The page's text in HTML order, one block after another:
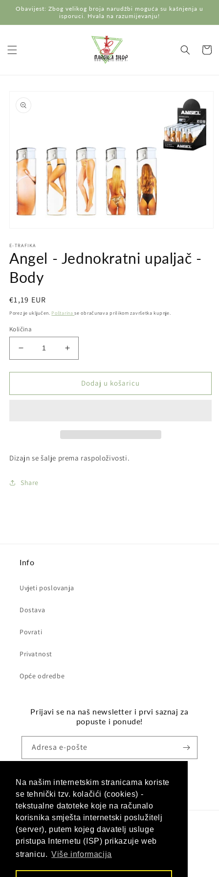
Na našim internetskim stranicama koriste
se tehnički tzv. kolačići (cookies) -
tekstualne datoteke koje na računalo
korisnika smješta internetski poslužitelj
(server), putem kojeg davatelj usluge
pristupa Internetu (ISP) prikazuje web
stranicu. Više informacija
na
Obavijest: Zbog velikog broja narudžbi moguća su kašnjenja u
isporuci. Hvala na razumijevanju!
proizvodu
1
dijaloškom
E-TRAFIKA
Angel - Jednokratni upaljač -
Body
Redovna
cijena
€1,19 EUR
Porez je uključen. Poštarinase obračunava prilikom završetka kupnje.
Količina
Smanji
količinu
proizvoda
-
Povećaj
količinu
proizvoda
Angel
-
Dodaj u košaricu
Dizajn se šalje prema raspoloživosti.
Share
Info
Uvjeti poslovanja
Dostava
Povrati
Privatnost
Opće odredbe
Prijavi se na naš newsletter i prvi saznaj za
popuste i ponude!
Adresa e-pošte
FacebookInstagram
Jezik
Hrvatski (hrvatska)
Načini